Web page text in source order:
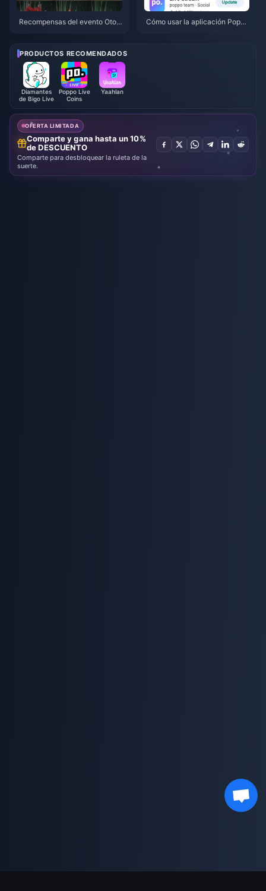
Recompensas del evento Otoñ
mpleta, moneda y prioridad
Cómo usar la aplicación Poppo
PRODUCTOS RECOMENDADOS
Diamantes
de Bigo Live
Poppo Live
Coins
Yaahlan
OFERTA LIMITADA
Comparte y gana hasta un 10%
de DESCUENTO
Comparte para desbloquear la ruleta de la
suerte.